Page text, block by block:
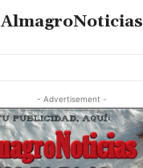
AlmagroNoticias
- Advertisement -